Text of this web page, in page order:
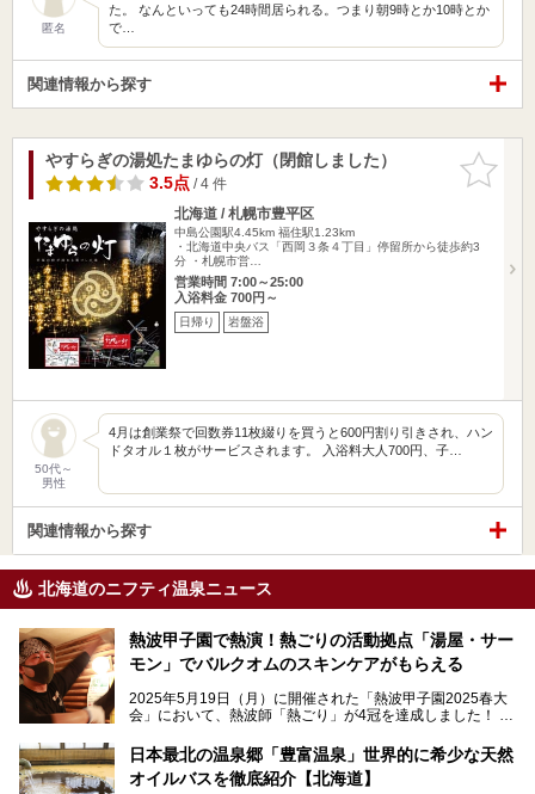
匿名
た。 なんといっても24時間居られる。つまり朝9時とか10時とか
で…
関連情報から探す
お気に入
りに追加
やすらぎの湯処たまゆらの灯（閉館しました）
3.5点/ 4 件
北海道 / 札幌市豊平区
中島公園駅4.45km 福住駅1.23km
・北海道中央バス「西岡３条４丁目」停留所から徒歩約3
分 ・札幌市営…
営業時間 7:00～25:00
入浴料金 700円～
日帰り 岩盤浴
50代～
男性
4月は創業祭で回数券11枚綴りを買うと600円割り引きされ、ハン
ドタオル１枚がサービスされます。 入浴料大人700円、子…
関連情報から探す
北海道のニフティ温泉ニュース
熱波甲子園で熱演！熱ごりの活動拠点「湯屋・サー
モン」でバルクオムのスキンケアがもらえる
2025年5月19日（月）に開催された「熱波甲子園2025春大
会」において、熱波師「熱ごり」が4冠を達成しました！
動拠点である北海道の銭湯「湯屋・サーモン」にて、メンズ
スキンケアブランド バルクオムの「ONE DAY KIT」を数量
限定でプレゼントいたします。
日本最北の温泉郷「豊富温泉」世界的に希少な天然
オイルバスを徹底紹介【北海道】